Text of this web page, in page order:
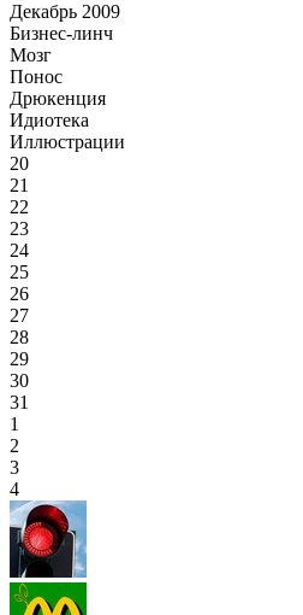
Декабрь 2009
Бизнес-линч
Мозг
Понос
Дрюкенция
Идиотека
Иллюстрации
20
21
22
23
24
25
26
27
28
29
30
31
1
2
3
4